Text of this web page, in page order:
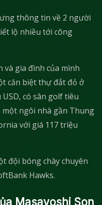
thông tin về 2 người
lộ nhiều tới công
và gia đình của mình
căn biệt thự đắt đỏ ở
có sân golf tiêu
một ngôi nhà gần Thung
với giá 117 triệu
đội bóng chày chuyên
Hawks.
Masayoshi Son